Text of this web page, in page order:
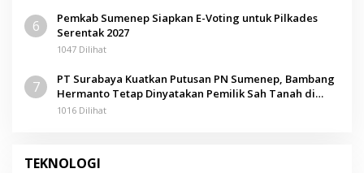
6
Pemkab Sumenep Siapkan E-Voting untuk Pilkades
Serentak 2027
1047 Dilihat
7
PT Surabaya Kuatkan Putusan PN Sumenep, Bambang
Hermanto Tetap Dinyatakan Pemilik Sah Tanah di
Pamolokan
1016 Dilihat
TEKNOLOGI